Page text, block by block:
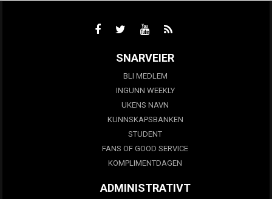
SNARVEIER
BLI MEDLEM
INGUNN WEEKLY
UKENS NAVN
KUNNSKAPSBANKEN
STUDENT
FANS OF GOOD SERVICE
KOMPLIMENTDAGEN
ADMINISTRATIVT